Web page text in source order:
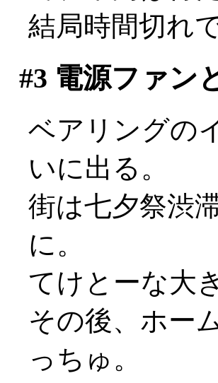
結局時間切れ
#3 電源ファン
ベアリングの
いに出る。
街は七夕祭渋
に。
てけとーな大
その後、ホー
っちゅ。